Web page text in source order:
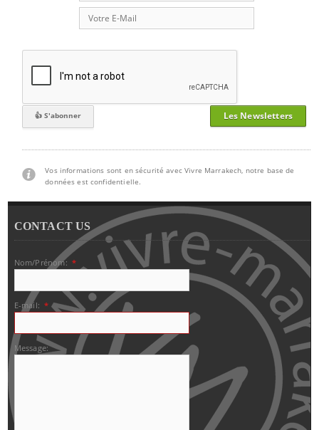
Les Newsletters
Vos informations sont en sécurité avec Vivre Marrakech, notre base de
données est confidentielle.
CONTACT US
Nom/Prénom: *
E-mail: *
Message: